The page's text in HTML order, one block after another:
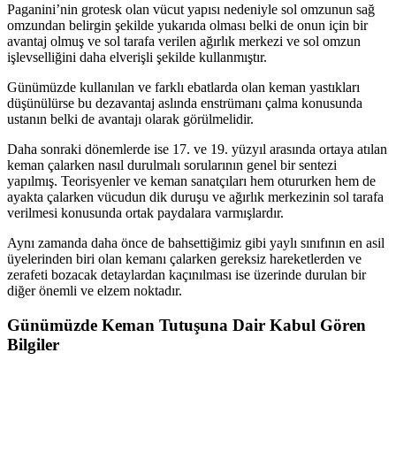
Paganini’nin grotesk olan vücut yapısı nedeniyle sol omzunun sağ
omzundan belirgin şekilde yukarıda olması belki de onun için bir
avantaj olmuş ve sol tarafa verilen ağırlık merkezi ve sol omzun
işlevselliğini daha elverişli şekilde kullanmıştır.
Günümüzde kullanılan ve farklı ebatlarda olan keman yastıkları
düşünülürse bu dezavantaj aslında enstrümanı çalma konusunda
ustanın belki de avantajı olarak görülmelidir.
Daha sonraki dönemlerde ise 17. ve 19. yüzyıl arasında ortaya atılan
keman çalarken nasıl durulmalı sorularının genel bir sentezi
yapılmış. Teorisyenler ve keman sanatçıları hem otururken hem de
ayakta çalarken vücudun dik duruşu ve ağırlık merkezinin sol tarafa
verilmesi konusunda ortak paydalara varmışlardır.
Aynı zamanda daha önce de bahsettiğimiz gibi yaylı sınıfının en asil
üyelerinden biri olan kemanı çalarken gereksiz hareketlerden ve
zerafeti bozacak detaylardan kaçınılması ise üzerinde durulan bir
diğer önemli ve elzem noktadır.
Günümüzde Keman Tutuşuna Dair Kabul Gören
Bilgiler